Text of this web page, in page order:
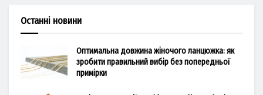
Останні новини
Оптимальна довжина жіночого ланцюжка: як
зробити правильний вибір без попередньої
примірки